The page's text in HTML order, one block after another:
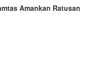
Amankan Ratusan